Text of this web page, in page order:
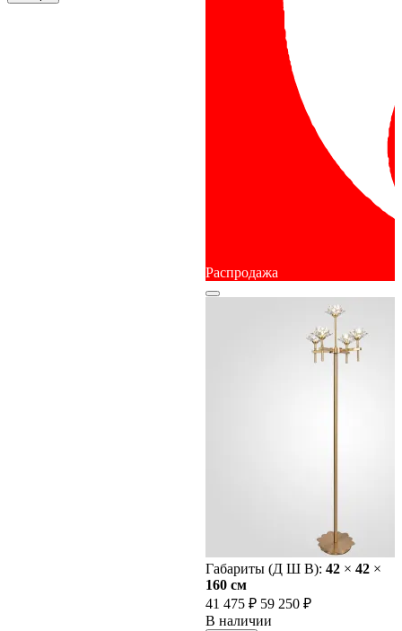
Распродажа
Габариты (Д Ш В): 42 × 42 ×
160 cм
41 475 ₽ 59 250 ₽
В наличии